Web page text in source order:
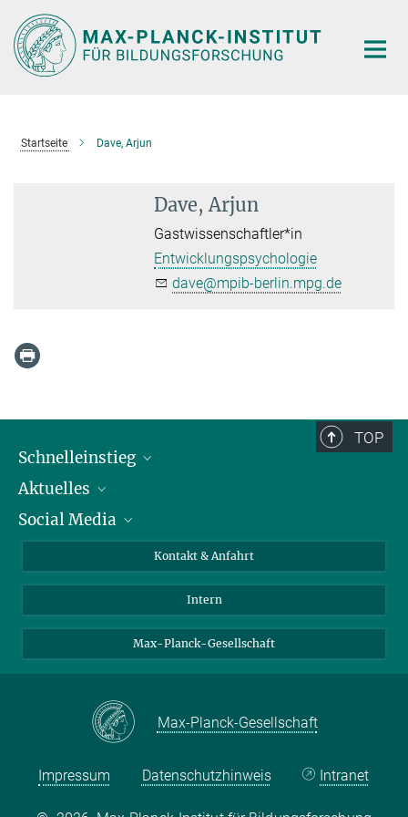
Hauptinhalt
Startseite Dave, Arjun
Dave, Arjun
Gastwissenschaftler*in
Entwicklungspsychologie
dave@mpib-berlin.mpg.de
TOP
Schnelleinstieg
Personen
Pressebereich
Aktuelles
Stellenangebote
Social Media
LinkedIn
Kontakt & Anfahrt
Intern
Max-Planck-Gesellschaft
Max-Planck-Gesellschaft
Impressum Datenschutzhinweis Intranet